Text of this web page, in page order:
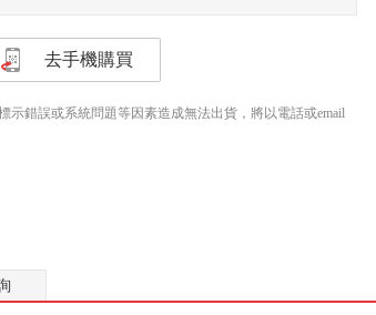
去手機購買
錯誤或系統問題等因素造成無法出貨，將以電話或email